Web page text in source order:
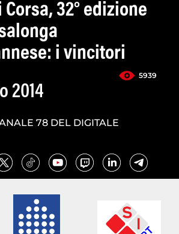
32° edizione
i vincitori
5939
2014
78 DEL DIGITALE